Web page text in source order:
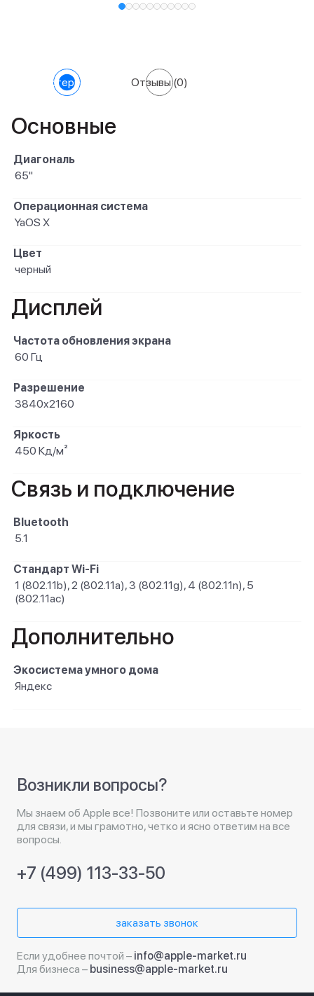
Характеристики Отзывы(0)
Основные
Диагональ
65"
Операционная система
YaOS X
Цвет
черный
Дисплей
Частота обновления экрана
60 Гц
Разрешение
3840x2160
Яркость
450 Кд/м²
Связь и подключение
Bluetooth
5.1
Стандарт Wi-Fi
1 (802.11b), 2 (802.11a), 3 (802.11g), 4 (802.11n), 5
(802.11ac)
Дополнительно
Экосистема умного дома
Яндекс
Возникли вопросы?
Мы знаем об Apple все! Позвоните или оставьте номер
для связи, и мы грамотно, четко и ясно ответим на все
вопросы.
+7 (499) 113-33-50
заказать звонок
Если удобнее почтой – info@apple-market.ru
Для бизнеса – business@apple-market.ru